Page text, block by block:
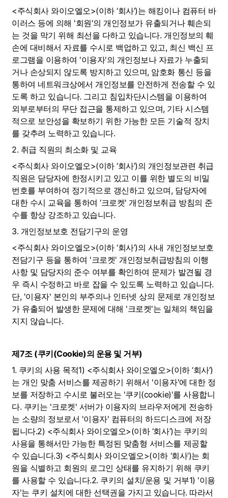
<주식회사 와이오엘오>(이하 ‘회사’)는 해킹이나 컴퓨터 바
이러스 등에 의해 '회원'의 개인정보가 유출되거나 훼손되
는 것을 막기 위해 최선을 다하고 있습니다. 개인정보의 훼
손에 대비해서 자료를 수시로 백업하고 있고, 최신 백신 프
로그램을 이용하여 '이용자'의 개인정보나 자료가 누출되
거나 손상되지 않도록 방지하고 있으며, 암호화 통신 등을
통하여 네트워크상에서 개인정보를 안전하게 전송할 수 있
도록 하고 있습니다. 그리고 침입차단시스템을 이용하여
외부로부터의 무단 접근을 통제하고 있으며, 기타 시스템
적으로 보안성을 확보하기 위한 가능한 모든 기술적 장치
를 갖추려 노력하고 있습니다.
2. 취급 직원의 최소화 및 교육
<주식회사 와이오엘오>(이하 ‘회사’)의 개인정보관련 취급
직원은 담당자에 한정시키고 있고 이를 위한 별도의 비밀
번호를 부여하여 정기적으로 갱신하고 있으며, 담당자에
대한 수시 교육을 통하여 ‘크로켓' 개인정보취급 방침의 준
수를 항상 강조하고 있습니다.
3. 개인정보보호 전담기구의 운영
<주식회사 와이오엘오>(이하 ‘회사’)의 사내 개인정보보호
전담기구 등을 통하여 '크로켓' 개인정보취급방침의 이행
사항 및 담당자의 준수 여부를 확인하여 문제가 발견될 경
우 즉시 수정하고 바로 잡을 수 있도록 노력하고 있습니다.
단, '이용자' 본인의 부주의나 인터넷 상의 문제로 개인정보
가 유출되어 발생한 문제에 대해 '크로켓'는 일체의 책임을
지지 않습니다.
제7조 (쿠키(Cookie)의 운용 및 거부)
1. 쿠키의 사용 목적1) <주식회사 와이오엘오>(이하 ‘회사’)
는 개인 맞춤 서비스를 제공하기 위해서 '이용자'에 대한 정
보를 저장하고 수시로 불러오는 '쿠키(cookie)'를 사용합니
다. 쿠키는 '크로켓' 서버가 이용자의 브라우저에게 전송하
는 소량의 정보로서 '이용자' 컴퓨터의 하드디스크에 저장
됩니다.2) <주식회사 와이오엘오>(이하 ‘회사’)는 쿠키의
사용을 통해서만 가능한 특정된 맞춤형 서비스를 제공할
수 있습니다.3) <주식회사 와이오엘오>(이하 ‘회사’)는 회
원을 식별하고 회원의 로그인 상태를 유지하기 위해 쿠키
를 사용할 수 있습니다.2. 쿠키의 설치/운용 및 거부1) '이용
자'는 쿠키 설치에 대한 선택권을 가지고 있습니다. 따라서